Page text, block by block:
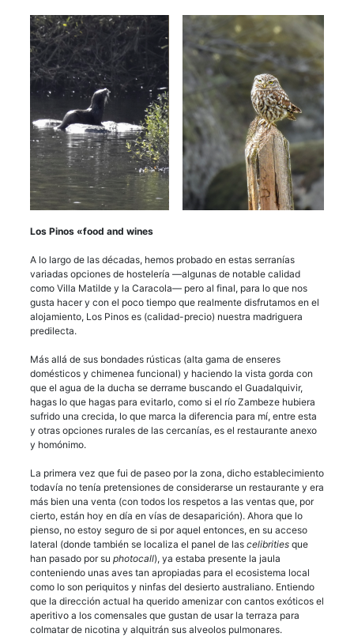
Los Pinos «food and wines
A lo largo de las décadas, hemos probado en estas serranías
variadas opciones de hostelería —algunas de notable calidad
como Villa Matilde y la Caracola— pero al final, para lo que nos
gusta hacer y con el poco tiempo que realmente disfrutamos en el
alojamiento, Los Pinos es (calidad-precio) nuestra madriguera
predilecta.
Más allá de sus bondades rústicas (alta gama de enseres
domésticos y chimenea funcional) y haciendo la vista gorda con
que el agua de la ducha se derrame buscando el Guadalquivir,
hagas lo que hagas para evitarlo, como si el río Zambeze hubiera
sufrido una crecida, lo que marca la diferencia para mí, entre esta
y otras opciones rurales de las cercanías, es el restaurante anexo
y homónimo.
La primera vez que fui de paseo por la zona, dicho establecimiento
todavía no tenía pretensiones de considerarse un restaurante y era
más bien una venta (con todos los respetos a las ventas que, por
cierto, están hoy en día en vías de desaparición). Ahora que lo
pienso, no estoy seguro de si por aquel entonces, en su acceso
lateral (donde también se localiza el panel de las celibrities que
han pasado por su photocall), ya estaba presente la jaula
conteniendo unas aves tan apropiadas para el ecosistema local
como lo son periquitos y ninfas del desierto australiano. Entiendo
que la dirección actual ha querido amenizar con cantos exóticos el
aperitivo a los comensales que gustan de usar la terraza para
colmatar de nicotina y alquitrán sus alveolos pulmonares.